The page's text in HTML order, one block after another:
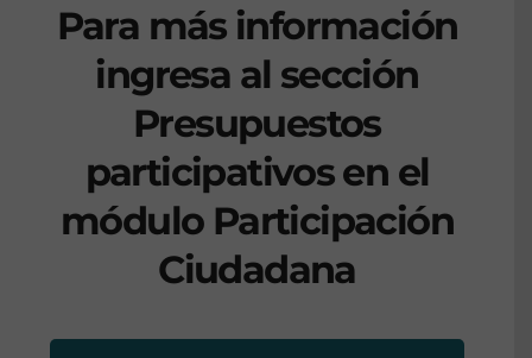
Para más información
ingresa al sección
Presupuestos
participativos en el
módulo Participación
Ciudadana